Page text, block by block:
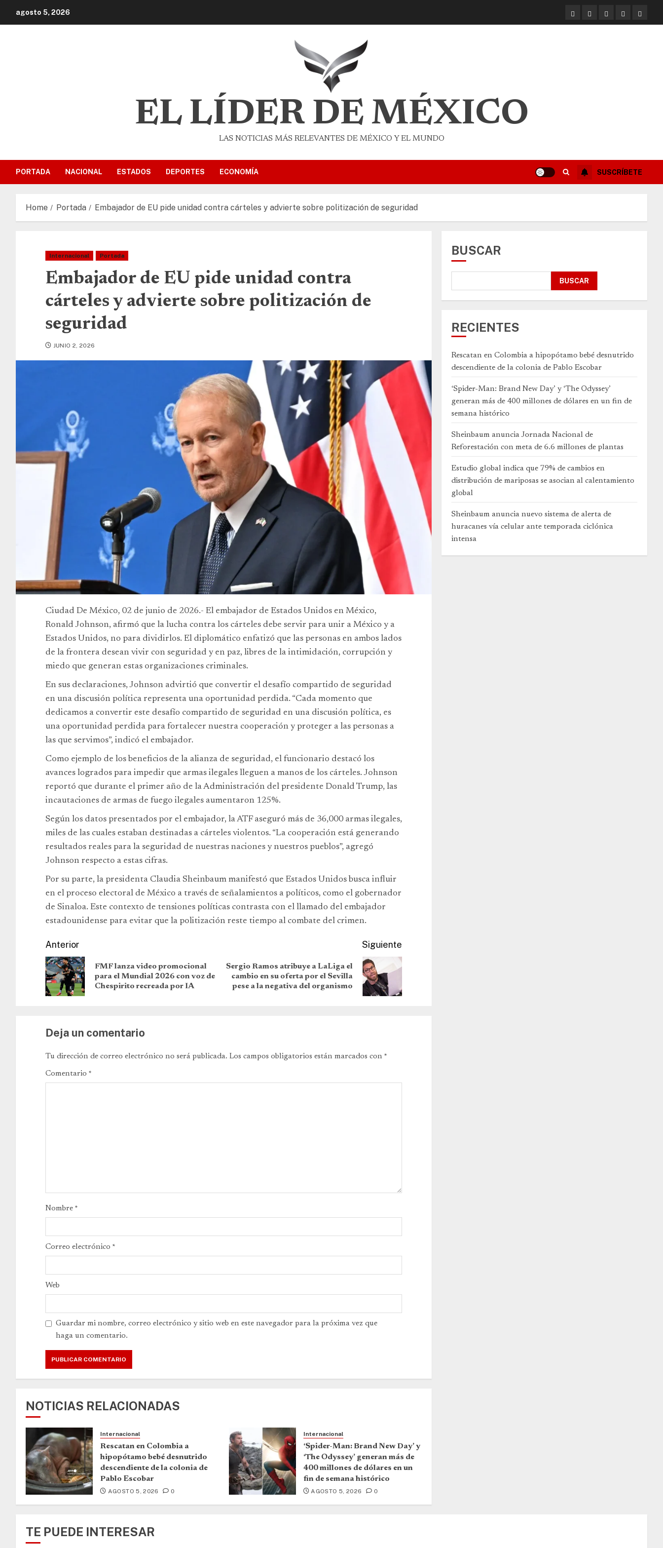
agosto 5, 2026
EL LÍDER DE MÉXICO
LAS NOTICIAS MÁS RELEVANTES DE MÉXICO Y EL MUNDO
PORTADA NACIONAL ESTADOS DEPORTES ECONOMÍA SUSCRÍBETE
Home Portada Embajador de EU pide unidad contra cárteles y advierte sobre politización de seguridad
Internacional Portada
Embajador de EU pide unidad contra
cárteles y advierte sobre politización de
seguridad
JUNIO 2, 2026
Ciudad De México, 02 de junio de 2026.- El embajador de Estados Unidos en México,
Ronald Johnson, afirmó que la lucha contra los cárteles debe servir para unir a México y a
Estados Unidos, no para dividirlos. El diplomático enfatizó que las personas en ambos lados
de la frontera desean vivir con seguridad y en paz, libres de la intimidación, corrupción y
miedo que generan estas organizaciones criminales.
En sus declaraciones, Johnson advirtió que convertir el desafío compartido de seguridad
en una discusión política representa una oportunidad perdida. “Cada momento que
dedicamos a convertir este desafío compartido de seguridad en una discusión política, es
una oportunidad perdida para fortalecer nuestra cooperación y proteger a las personas a
las que servimos”, indicó el embajador.
Como ejemplo de los beneficios de la alianza de seguridad, el funcionario destacó los
avances logrados para impedir que armas ilegales lleguen a manos de los cárteles. Johnson
reportó que durante el primer año de la Administración del presidente Donald Trump, las
incautaciones de armas de fuego ilegales aumentaron 125%.
Según los datos presentados por el embajador, la ATF aseguró más de 36,000 armas ilegales,
miles de las cuales estaban destinadas a cárteles violentos. “La cooperación está generando
resultados reales para la seguridad de nuestras naciones y nuestros pueblos”, agregó
Johnson respecto a estas cifras.
Por su parte, la presidenta Claudia Sheinbaum manifestó que Estados Unidos busca influir
en el proceso electoral de México a través de señalamientos a políticos, como el gobernador
de Sinaloa. Este contexto de tensiones políticas contrasta con el llamado del embajador
estadounidense para evitar que la politización reste tiempo al combate del crimen.
Anterior
FMF lanza video promocional
para el Mundial 2026 con voz de
Chespirito recreada por IA
Siguiente
Sergio Ramos atribuye a LaLiga el
cambio en su oferta por el Sevilla
pese a la negativa del organismo
Deja un comentario
Tu dirección de correo electrónico no será publicada. Los campos obligatorios están marcados con *
Comentario *
Nombre *
Correo electrónico *
Web
Guardar mi nombre, correo electrónico y sitio web en este navegador para la próxima vez que
haga un comentario.
NOTICIAS RELACIONADAS
Internacional
Rescatan en Colombia a
hipopótamo bebé desnutrido
descendiente de la colonia de
Pablo Escobar
AGOSTO 5, 2026 0
Internacional
‘Spider-Man: Brand New Day’ y
‘The Odyssey’ generan más de
400 millones de dólares en un
fin de semana histórico
AGOSTO 5, 2026 0
BUSCAR
BUSCAR
RECIENTES
Rescatan en Colombia a hipopótamo bebé desnutrido
descendiente de la colonia de Pablo Escobar
‘Spider-Man: Brand New Day’ y ‘The Odyssey’
generan más de 400 millones de dólares en un fin de
semana histórico
Sheinbaum anuncia Jornada Nacional de
Reforestación con meta de 6.6 millones de plantas
Estudio global indica que 79% de cambios en
distribución de mariposas se asocian al calentamiento
global
Sheinbaum anuncia nuevo sistema de alerta de
huracanes vía celular ante temporada ciclónica
intensa
TE PUEDE INTERESAR